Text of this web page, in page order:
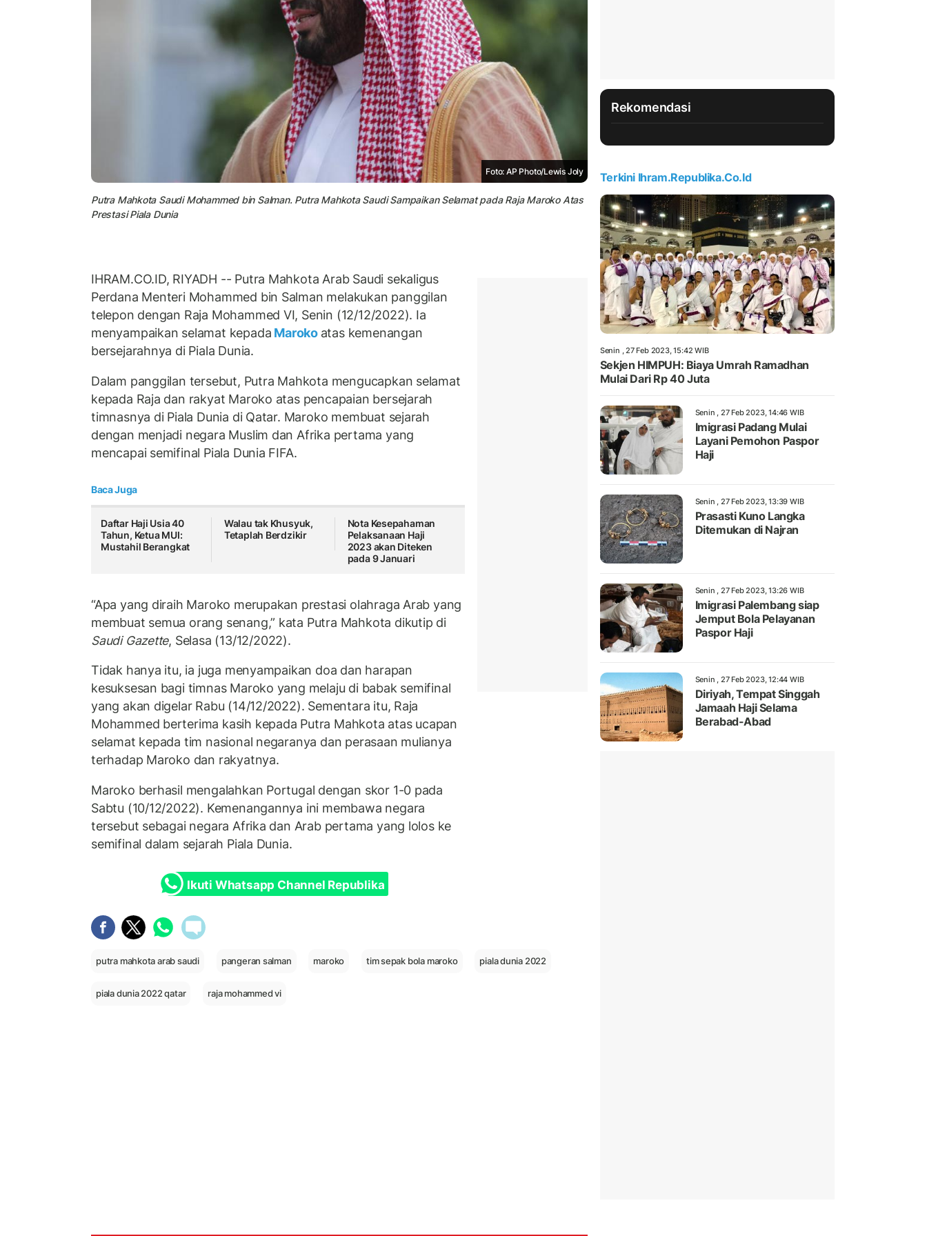
Foto: AP Photo/Lewis Joly
Putra Mahkota Saudi Mohammed bin Salman. Putra Mahkota Saudi Sampaikan Selamat pada Raja Maroko Atas
Prestasi Piala Dunia
IHRAM.CO.ID, RIYADH -- Putra Mahkota Arab Saudi sekaligus
Perdana Menteri Mohammed bin Salman melakukan panggilan
telepon dengan Raja Mohammed VI, Senin (12/12/2022). Ia
menyampaikan selamat kepada Maroko atas kemenangan
bersejarahnya di Piala Dunia.
Dalam panggilan tersebut, Putra Mahkota mengucapkan selamat
kepada Raja dan rakyat Maroko atas pencapaian bersejarah
timnasnya di Piala Dunia di Qatar. Maroko membuat sejarah
dengan menjadi negara Muslim dan Afrika pertama yang
mencapai semifinal Piala Dunia FIFA.
Baca Juga
Daftar Haji Usia 40
Tahun, Ketua MUI:
Mustahil Berangkat
Walau tak Khusyuk,
Tetaplah Berdzikir
Nota Kesepahaman
Pelaksanaan Haji
2023 akan Diteken
pada 9 Januari
“Apa yang diraih Maroko merupakan prestasi olahraga Arab yang
membuat semua orang senang,” kata Putra Mahkota dikutip di
Saudi Gazette, Selasa (13/12/2022).
Tidak hanya itu, ia juga menyampaikan doa dan harapan
kesuksesan bagi timnas Maroko yang melaju di babak semifinal
yang akan digelar Rabu (14/12/2022). Sementara itu, Raja
Mohammed berterima kasih kepada Putra Mahkota atas ucapan
selamat kepada tim nasional negaranya dan perasaan mulianya
terhadap Maroko dan rakyatnya.
Maroko berhasil mengalahkan Portugal dengan skor 1-0 pada
Sabtu (10/12/2022). Kemenangannya ini membawa negara
tersebut sebagai negara Afrika dan Arab pertama yang lolos ke
semifinal dalam sejarah Piala Dunia.
Ikuti Whatsapp Channel Republika
putra mahkota arab saudi pangeran salman maroko tim sepak bola maroko piala dunia 2022
piala dunia 2022 qatar raja mohammed vi
Rekomendasi
Terkini Ihram.republika.co.id
Senin , 27 Feb 2023, 15:42 WIB
Sekjen HIMPUH: Biaya Umrah Ramadhan
Mulai Dari Rp 40 Juta
Senin , 27 Feb 2023, 14:46 WIB
Imigrasi Padang Mulai
Layani Pemohon Paspor
Haji
Senin , 27 Feb 2023, 13:39 WIB
Prasasti Kuno Langka
Ditemukan di Najran
Senin , 27 Feb 2023, 13:26 WIB
Imigrasi Palembang siap
Jemput Bola Pelayanan
Paspor Haji
Senin , 27 Feb 2023, 12:44 WIB
Diriyah, Tempat Singgah
Jamaah Haji Selama
Berabad-Abad